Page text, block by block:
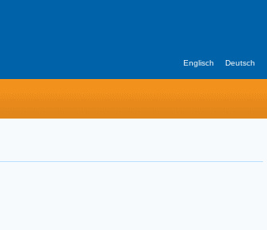
Englisch Deutsch